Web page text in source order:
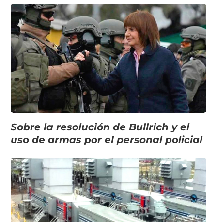
Sobre la resolución de Bullrich y el
uso de armas por el personal policial